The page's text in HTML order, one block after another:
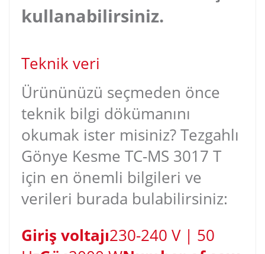
kullanabilirsiniz.
Teknik veri
Ürününüzü seçmeden önce
teknik bilgi dökümanını
okumak ister misiniz? Tezgahlı
Gönye Kesme TC-MS 3017 T
için en önemli bilgileri ve
verileri burada bulabilirsiniz:
Giriş voltajı230-240 V | 50